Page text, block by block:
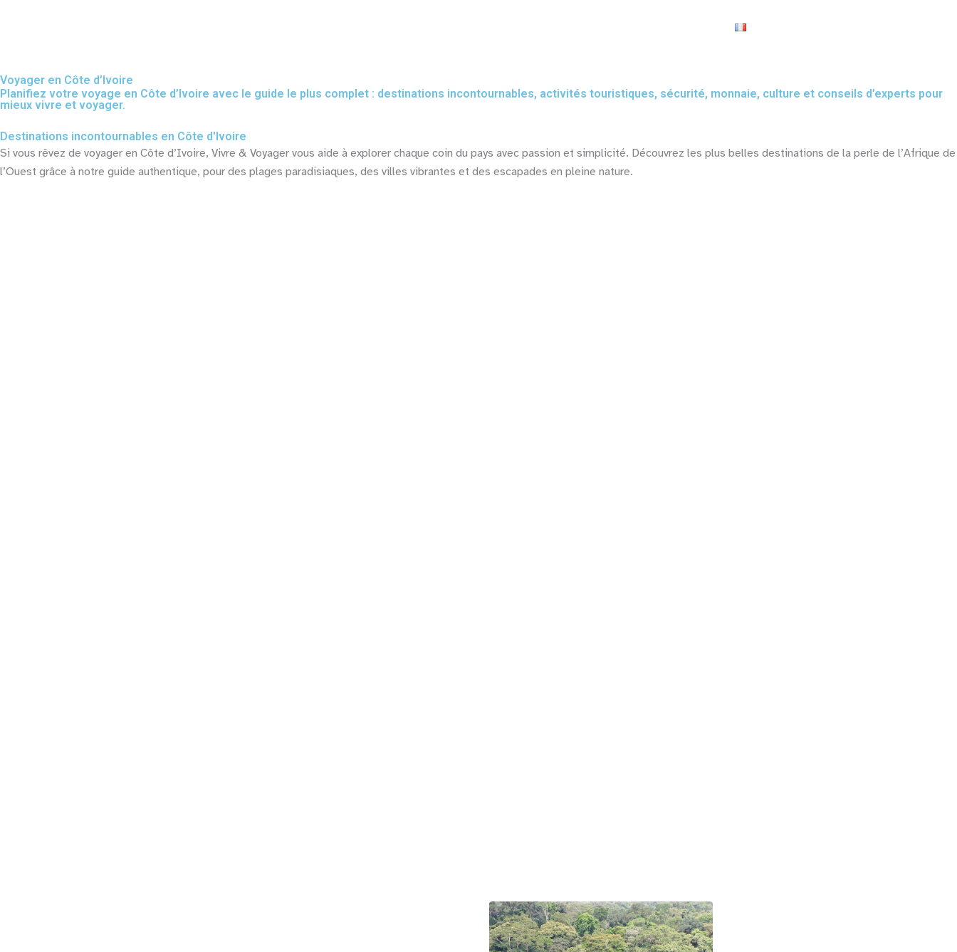
Voyager en Côte d’Ivoire
Planifiez votre voyage en Côte d’Ivoire avec le guide le plus complet : destinations incontournables, activités touristiques, sécurité, monnaie, culture et conseils d’experts pour
mieux vivre et voyager.
Destinations incontournables en Côte d'Ivoire
Si vous rêvez de voyager en Côte d’Ivoire, Vivre & Voyager vous aide à explorer chaque coin du pays avec passion et simplicité. Découvrez les plus belles destinations de la perle de l’Afrique de
l’Ouest grâce à notre guide authentique, pour des plages paradisiaques, des villes vibrantes et des escapades en pleine nature.